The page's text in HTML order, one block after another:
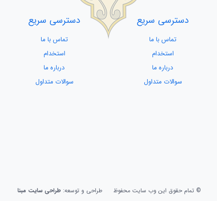
دسترسی سریع
تماس با ما
استخدام
درباره ما
سوالات متداول
دسترسی سریع
تماس با ما
استخدام
درباره ما
سوالات متداول
© تمام حقوق این وب سایت محفوظ
طراحی و توسعه:طراحی سایت مبنا